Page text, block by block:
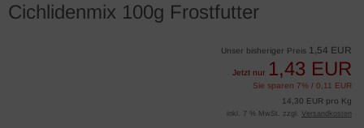
Cichlidenmix 100g Frostfutter
Unser bisheriger Preis 1,54 EUR
Jetzt nur 1,43 EUR
Sie sparen 7% / 0,11 EUR
14,30 EUR pro Kg
inkl. 7 % MwSt. zzgl. Versandkosten